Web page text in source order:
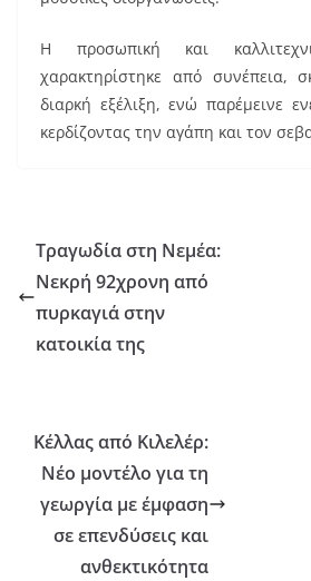
Η προσωπική και
χαρακτηρίστηκε από συνέπεια,
διαρκή εξέλιξη, ενώ παρέμεινε
κερδίζοντας την αγάπη και τον
Τραγωδία στη Νεμέα:
Νεκρή 92χρονη από
πυρκαγιά στην
κατοικία της
Κέλλας από Κιλελέρ:
Νέο μοντέλο για τη
γεωργία με έμφαση
σε επενδύσεις και
ανθεκτικότητα